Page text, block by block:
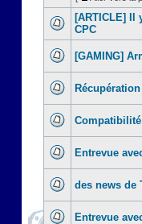
[ARTICLE] Il
CPC
[GAMING]
Entrevue
des news de
Entrevue